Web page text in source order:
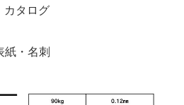
カタログ
紙・名刺